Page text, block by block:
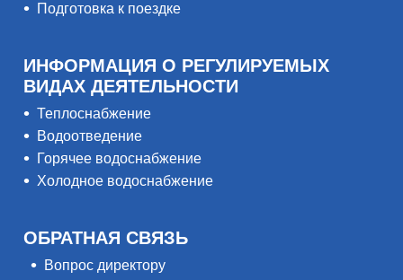
Подготовка к поездке
ИНФОРМАЦИЯ О РЕГУЛИРУЕМЫХ
ВИДАХ ДЕЯТЕЛЬНОСТИ
Теплоснабжение
Водоотведение
Горячее водоснабжение
Холодное водоснабжение
ОБРАТНАЯ СВЯЗЬ
Вопрос директору